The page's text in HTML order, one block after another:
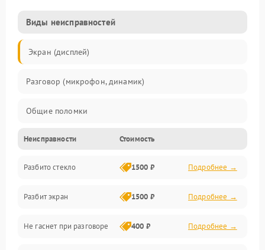
Виды неисправностей
Экран (дисплей)
Разговор (микрофон, динамик)
Общие поломки
Проблемы связи
Камеры
Проблемы с дисплеем и сенсором
Зарядка
Неисправности Стоимость
Разбито стекло 1500 ₽ Подробнее →
Разбит экран 1500 ₽ Подробнее →
Не гаснет при разговоре 400 ₽ Подробнее →